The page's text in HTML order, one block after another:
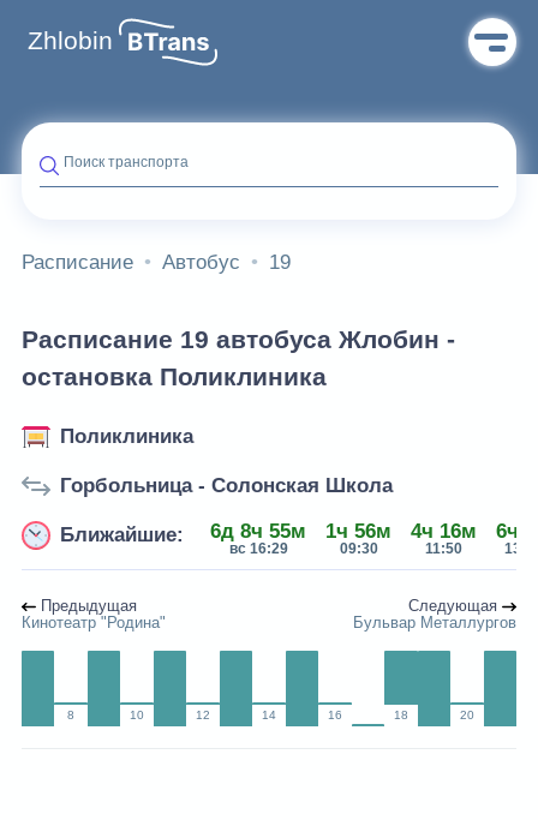
Zhlobin
Поиск транспорта
Расписание Автобус 19
Расписание 19 автобуса Жлобин -
остановка Поликлиника
Поликлиника
Горбольница - Солонская Школа
Ближайшие: 6д 8ч 55м
вс 16:29
1ч 56м
09:30
4ч 16м
11:50
6ч
Предыдущая
Кинотеатр "Родина"
Следующая
Бульвар Металлургов
8 10 12 14 16 18 20